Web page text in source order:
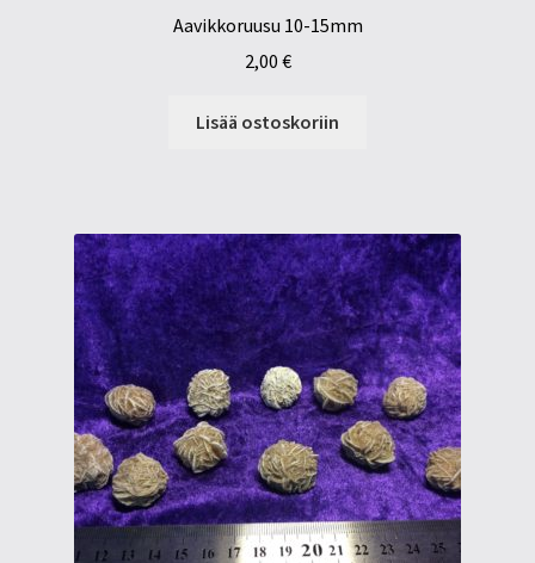
Aavikkoruusu 10-15mm
2,00 €
Lisää ostoskoriin